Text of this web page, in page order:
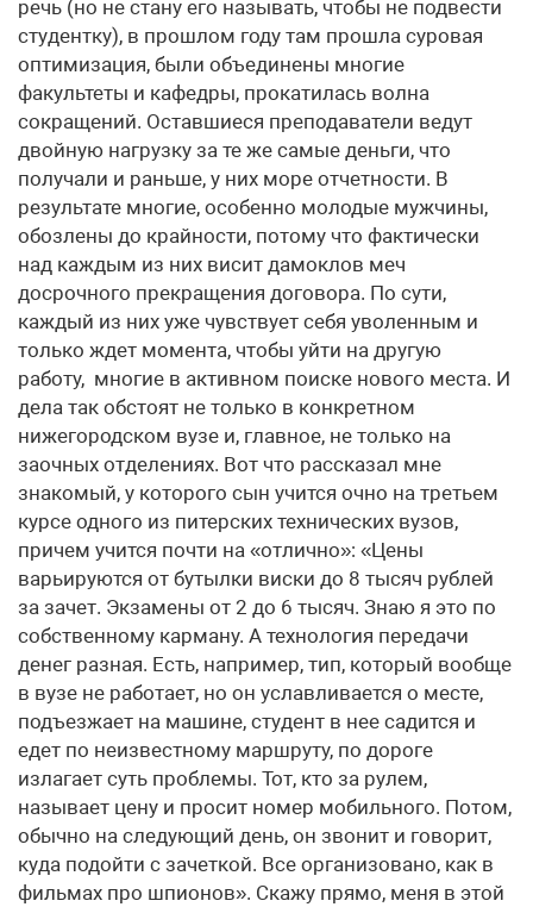
речь (но не стану его называть, чтобы не подвести
студентку), в прошлом году там прошла суровая
оптимизация, были объединены многие
факультеты и кафедры, прокатилась волна
сокращений. Оставшиеся преподаватели ведут
двойную нагрузку за те же самые деньги, что
получали и раньше, у них море отчетности. В
результате многие, особенно молодые мужчины,
обозлены до крайности, потому что фактически
над каждым из них висит дамоклов меч
досрочного прекращения договора. По сути,
каждый из них уже чувствует себя уволенным и
только ждет момента, чтобы уйти на другую
работу, многие в активном поиске нового места. И
дела так обстоят не только в конкретном
нижегородском вузе и, главное, не только на
заочных отделениях. Вот что рассказал мне
знакомый, у которого сын учится очно на третьем
курсе одного из питерских технических вузов,
причем учится почти на «отлично»: «Цены
варьируются от бутылки виски до 8 тысяч рублей
за зачет. Экзамены от 2 до 6 тысяч. Знаю я это по
собственному карману. А технология передачи
денег разная. Есть, например, тип, который вообще
в вузе не работает, но он уславливается о месте,
подъезжает на машине, студент в нее садится и
едет по неизвестному маршруту, по дороге
излагает суть проблемы. Тот, кто за рулем,
называет цену и просит номер мобильного. Потом,
обычно на следующий день, он звонит и говорит,
куда подойти с зачеткой. Все организовано, как в
фильмах про шпионов». Скажу прямо, меня в этой